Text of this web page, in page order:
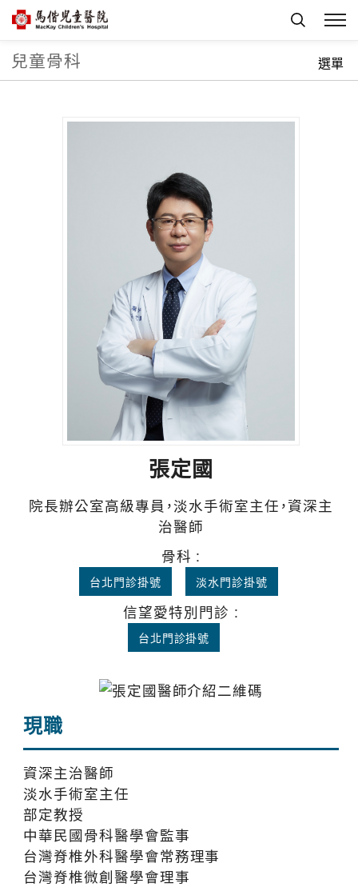
首頁 科部介紹
兒童骨科 選單
張定國
院長辦公室高級專員，淡水手術室主任，資深主
治醫師
骨科 :
台北門診掛號 淡水門診掛號
信望愛特別門診 :
台北門診掛號
現職
資深主治醫師
淡水手術室主任
部定教授
中華民國骨科醫學會監事
台灣脊椎外科醫學會常務理事
台灣脊椎微創醫學會理事